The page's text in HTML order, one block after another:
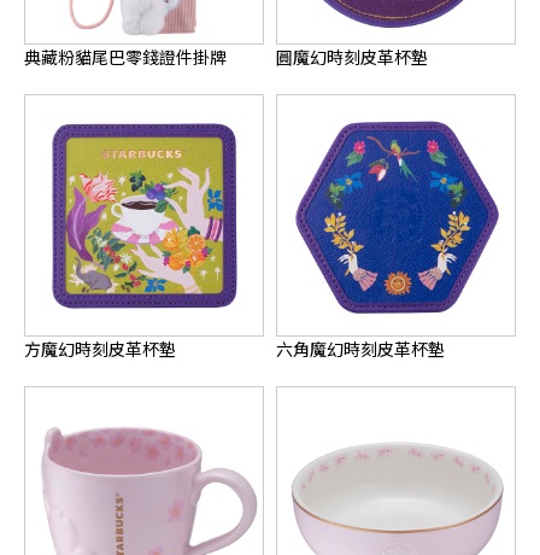
典藏粉貓尾巴零錢證件掛牌 圓魔幻時刻皮革杯墊
方魔幻時刻皮革杯墊 六角魔幻時刻皮革杯墊